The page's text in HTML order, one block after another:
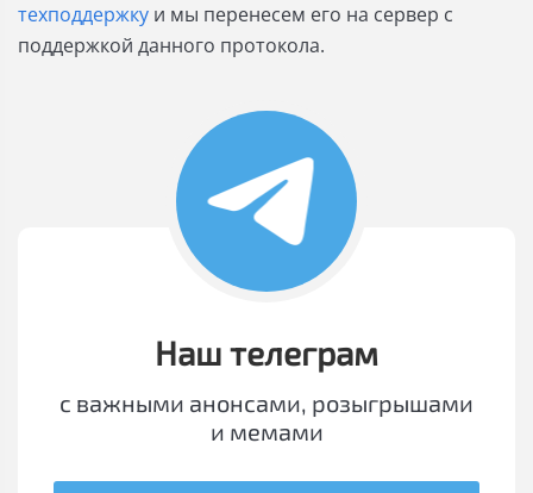
техподдержку и мы перенесем его на сервер с
поддержкой данного протокола.
Наш телеграм
с важными анонсами, розыгрышами
и мемами